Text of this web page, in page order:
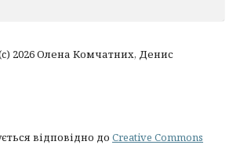
2026 Олена Комчатних, Денис
відповідно до Creative Commons